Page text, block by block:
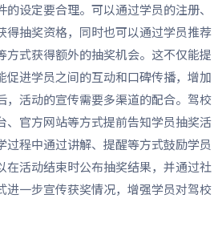
设定要合理。可以通过学员的注册、
得抽奖资格，同时也可以通过学员推荐
方式获得额外的抽奖机会。这不仅能提
促进学员之间的互动和口碑传播，增加
，活动的宣传需要多渠道的配合。驾校
、官方网站等方式提前告知学员抽奖活
过程中通过讲解、提醒等方式鼓励学员
在活动结束时公布抽奖结果，并通过社
进一步宣传获奖情况，增强学员对驾校